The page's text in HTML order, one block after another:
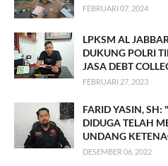
FEBRUARI 07, 2024
LPKSM AL
DUKUNG POLRI
JASA DEBT
FEBRUARI 27, 2023
FARID YASIN, SH:
DIDUGA TELAH
UNDANG
DESEMBER 06, 2022